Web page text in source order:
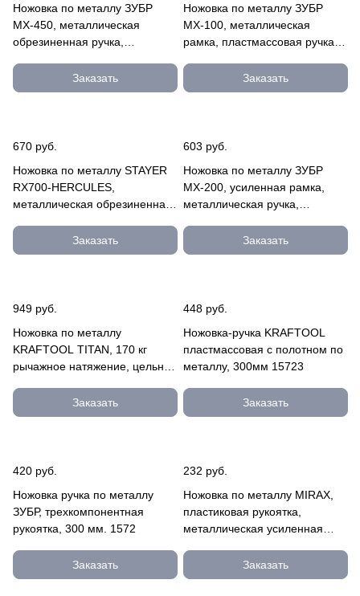
Ножовка по металлу ЗУБР
МХ-450, металлическая
обрезиненная ручка,
Заказать
Ножовка по металлу ЗУБР
МХ-100, металлическая
рамка, пластмассовая ручка,
Заказать
670 руб.
Ножовка по металлу STAYER
RX700-HERCULES,
металлическая обрезиненная
мм 2-15791_z01
Заказать
603 руб.
Ножовка по металлу ЗУБР
МХ-200, усиленная рамка,
металлическая ручка,
Заказать
949 руб.
Ножовка по металлу
KRAFTOOL TITAN, 170 кг
рычажное натяжение, цельная
руко 15808_z01Заказать
448 руб.
Ножовка-ручка KRAFTOOL
пластмассовая с полотном по
металлу, 300мм 15723
Заказать
420 руб.
Ножовка ручка по металлу
ЗУБР, трехкомпонентная
рукоятка, 300 мм. 1572
Заказать
232 руб.
Ножовка по металлу MIRAX,
пластиковая рукоятка,
металлическая усиленная
Заказать